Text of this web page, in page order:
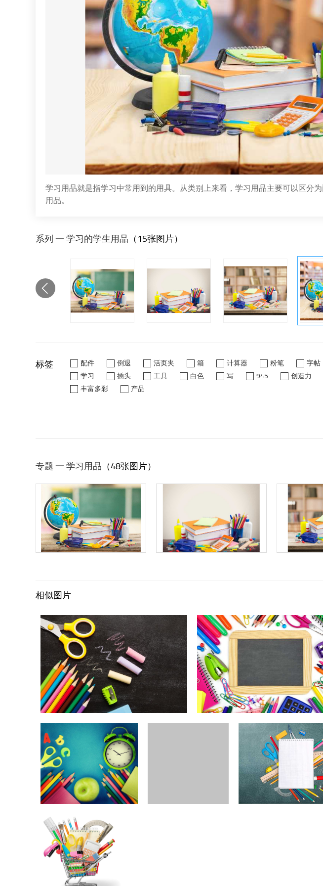
学习用品就是指学习中常用到的用具。从类别上来看，学习用品主要可以区分
用品。
系列 一 学习的学生用品 （15张图片）
标签 配件 倒退 活页夹 箱 计算器 粉笔 字帖
学习
插头 工具 白色 写 945 创造力
丰富多彩
产品
专题 一 学习用品 （48张图片）
相似图片